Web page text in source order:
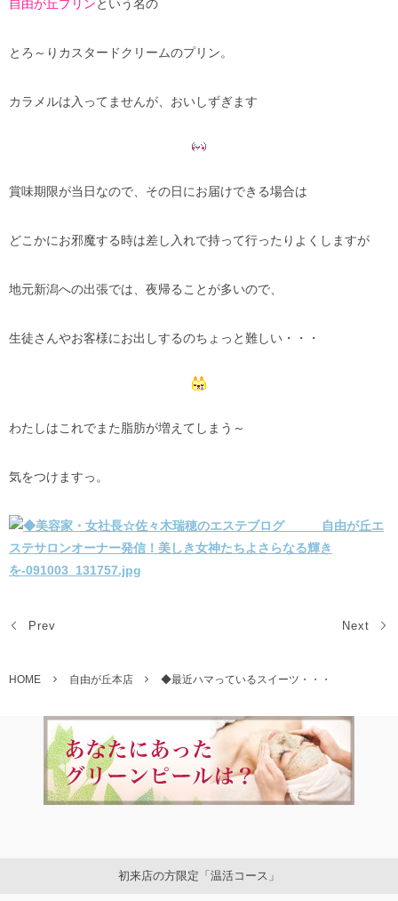
自由が丘プリンという名の
とろ～りカスタードクリームのプリン。
カラメルは入ってませんが、おいしずぎます
賞味期限が当日なので、その日にお届けできる場合は
どこかにお邪魔する時は差し入れで持って行ったりよくしますが
地元新潟への出張では、夜帰ることが多いので、
生徒さんやお客様にお出しするのちょっと難しい・・・
わたしはこれでまた脂肪が増えてしまう～
気をつけますっ。
Prev Next
HOME 自由が丘本店 ◆最近ハマっているスイーツ・・・
初来店の方限定「温活コース」